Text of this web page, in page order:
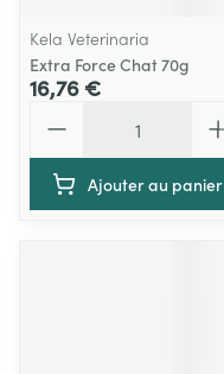
Kela Veterinaria
Extra Force Chat 70g
16,76 €
Ajouter au panier